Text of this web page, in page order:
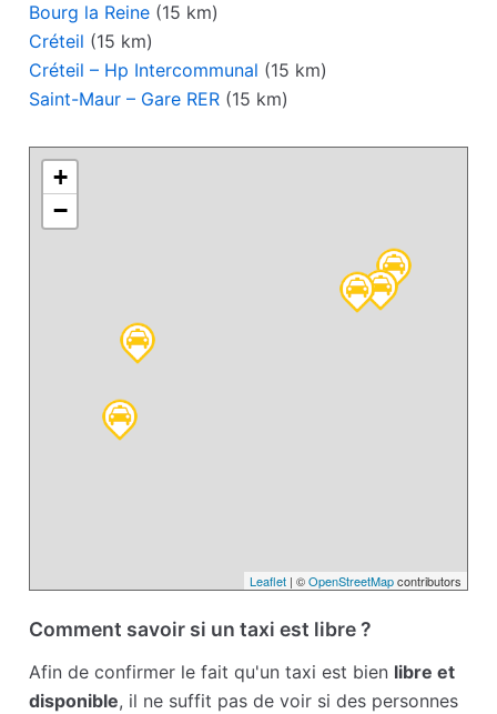
Bourg la Reine (15 km)
Créteil (15 km)
Créteil – Hp Intercommunal (15 km)
Saint-Maur – Gare RER (15 km)
+
−
Leaflet| ©OpenStreetMapcontributors
Comment savoir si un taxi est libre ?
Afin de confirmer le fait qu'un taxi est bien libre et
disponible, il ne suffit pas de voir si des personnes